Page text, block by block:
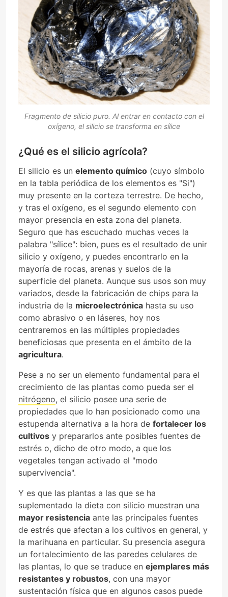
Fragmento de silicio puro. Al entrar en contacto con el
oxígeno, el silicio se transforma en sílice
¿Qué es el silicio agrícola?
El silicio es un elemento químico (cuyo símbolo
en la tabla periódica de los elementos es "Si")
muy presente en la corteza terrestre. De hecho,
y tras el oxígeno, es el segundo elemento con
mayor presencia en esta zona del planeta.
Seguro que has escuchado muchas veces la
palabra "sílice": bien, pues es el resultado de unir
silicio y oxígeno, y puedes encontrarlo en la
mayoría de rocas, arenas y suelos de la
superficie del planeta. Aunque sus usos son muy
variados, desde la fabricación de chips para la
industria de la microelectrónica hasta su uso
como abrasivo o en láseres, hoy nos
centraremos en las múltiples propiedades
beneficiosas que presenta en el ámbito de la
agricultura.
Pese a no ser un elemento fundamental para el
crecimiento de las plantas como pueda ser el
nitrógeno, el silicio posee una serie de
propiedades que lo han posicionado como una
estupenda alternativa a la hora de fortalecer los
cultivos y prepararlos ante posibles fuentes de
estrés o, dicho de otro modo, a que los
vegetales tengan activado el "modo
supervivencia".
Y es que las plantas a las que se ha
suplementado la dieta con silicio muestran una
mayor resistencia ante las principales fuentes
de estrés que afectan a los cultivos en general, y
la marihuana en particular. Su presencia asegura
un fortalecimiento de las paredes celulares de
las plantas, lo que se traduce en ejemplares más
resistantes y robustos, con una mayor
sustentación física que en algunos casos puede